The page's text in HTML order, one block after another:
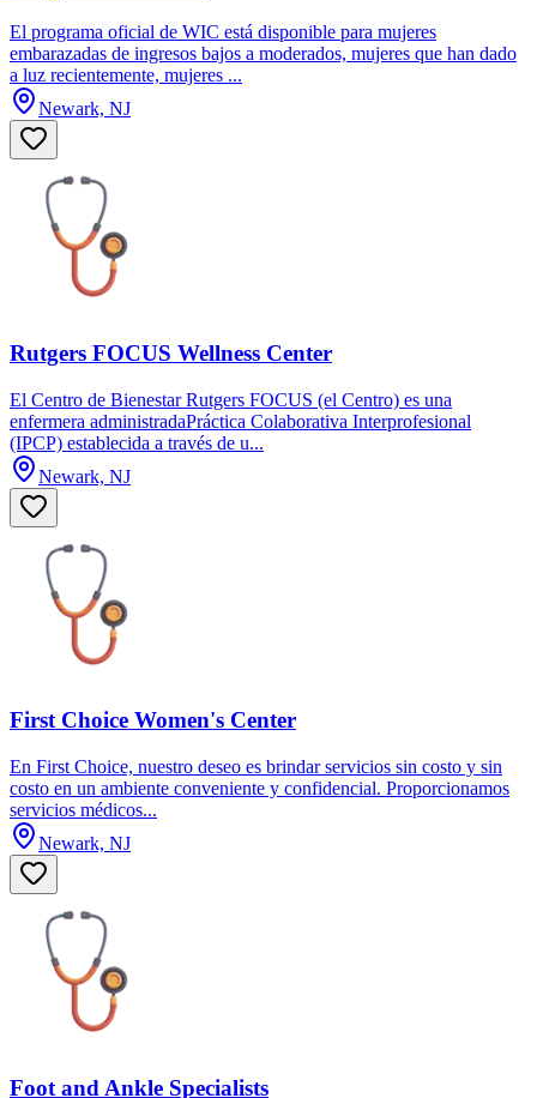
El programa oficial de WIC está disponible para mujeres
embarazadas de ingresos bajos a moderados, mujeres que han dado
a luz recientemente, mujeres ...
Newark, NJ
Rutgers FOCUS Wellness Center
El Centro de Bienestar Rutgers FOCUS (el Centro) es una
enfermera administradaPráctica Colaborativa Interprofesional
(IPCP) establecida a través de u...
Newark, NJ
First Choice Women's Center
En First Choice, nuestro deseo es brindar servicios sin costo y sin
costo en un ambiente conveniente y confidencial. Proporcionamos
servicios médicos...
Newark, NJ
Foot and Ankle Specialists